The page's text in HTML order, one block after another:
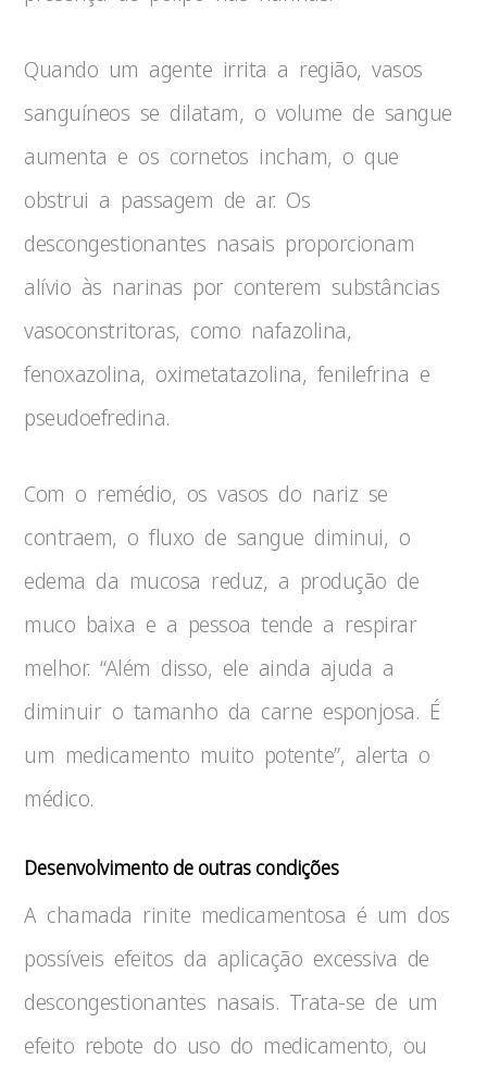
Quando um agente irrita a região, vasos
sanguíneos se dilatam, o volume de sangue
aumenta e os cornetos incham, o que
obstrui a passagem de ar. Os
descongestionantes nasais proporcionam
alívio às narinas por conterem substâncias
vasoconstritoras, como nafazolina,
fenoxazolina, oximetatazolina, fenilefrina e
pseudoefredina.
Com o remédio, os vasos do nariz se
contraem, o fluxo de sangue diminui, o
edema da mucosa reduz, a produção de
muco baixa e a pessoa tende a respirar
melhor. “Além disso, ele ainda ajuda a
diminuir o tamanho da carne esponjosa. É
um medicamento muito potente”, alerta o
médico.
Desenvolvimento de outras condições
A chamada rinite medicamentosa é um dos
possíveis efeitos da aplicação excessiva de
descongestionantes nasais. Trata-se de um
efeito rebote do uso do medicamento, ou